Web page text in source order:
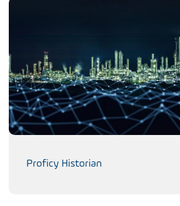
Proficy Historian